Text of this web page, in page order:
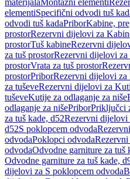
materijalaMontažni elementi
elementiSpecifični odvodi tuš
odvodi tuš kadaPriborKabine,
prostorRezervni dijelovi za
prostorTuš kabineRezervni
za tuš prostorRezervni dijelovi za
prostorVrata za tuš prostor
prostorPriborRezervni dijelovi za
za tuševeRezervni dijelovi za
tuševeKutije za odlaganje za niše
odlaganje za nišePriborPriključci
za tuš kade, d52Rezervni dijelovi
d52S poklopcem odvoda
odvodaPoklopci odvoda
odvodaOdvodne garniture za tuš
Odvodne garniture za tuš kade,
dijelovi za S poklopcem odvoda